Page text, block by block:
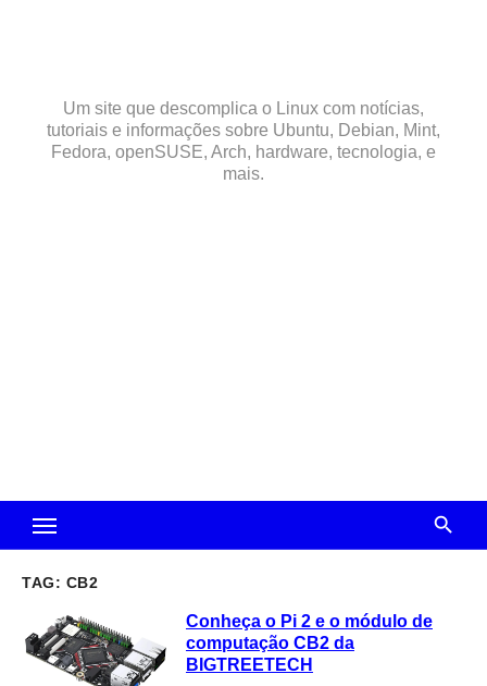
Um site que descomplica o Linux com notícias,
tutoriais e informações sobre Ubuntu, Debian, Mint,
Fedora, openSUSE, Arch, hardware, tecnologia, e
mais.
TAG: CB2
Conheça o Pi 2 e o módulo de
computação CB2 da
BIGTREETECH